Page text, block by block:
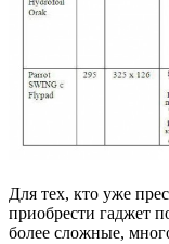
Для тех, кто уже
приобрести гаджет
более сложные,